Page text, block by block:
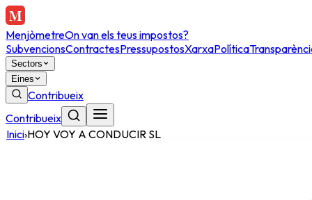
MenjòmetreOn van els teus impostos?
SubvencionsContractesPressupostosXarxaPolítica
Sectors
Eines
Contribueix
Contribueix
Inici›HOY VOY A CONDUCIR SL